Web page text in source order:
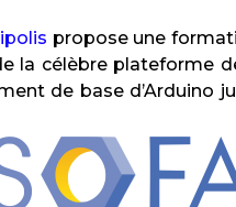
propose une
la célèbre plateforme
de base d’Arduino